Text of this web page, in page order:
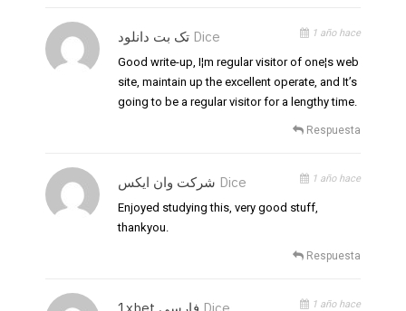
تک بت دانلود Dice 1 año hace
Good write-up, I¦m regular visitor of one¦s web
site, maintain up the excellent operate, and It’s
going to be a regular visitor for a lengthy time.
Respuesta
شرکت وان ایکس Dice 1 año hace
Enjoyed studying this, very good stuff,
thankyou.
Respuesta
1 año hace